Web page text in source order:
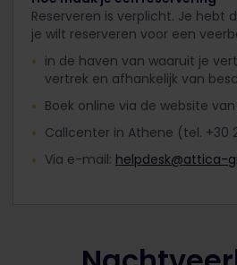
Reserveren is verplicht. Je hebt
je wilt reserveren voor een
in de haven van waaruit je
vertrek en afhankelijk van
Boek online via de website van
Callcenter in Athene (tel. +30
Via e-mail: helpdesk@attica-